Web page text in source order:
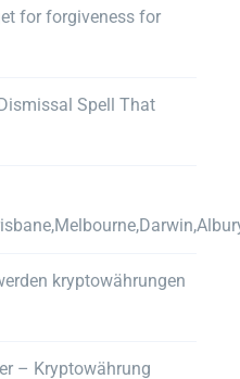
for forgiveness for
Spell That
kryptowährungen
– Kryptowährung